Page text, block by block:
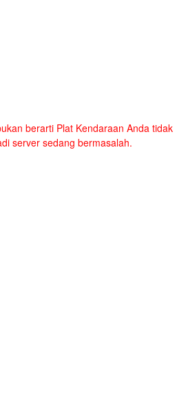
berarti Plat Kendaraan Anda tidak
server sedang bermasalah.